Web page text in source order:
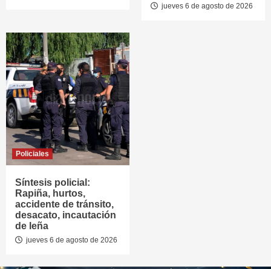
jueves 6 de agosto de 2026
Policiales
Síntesis policial:
Rapiña, hurtos,
accidente de tránsito,
desacato, incautación
de leña
jueves 6 de agosto de 2026